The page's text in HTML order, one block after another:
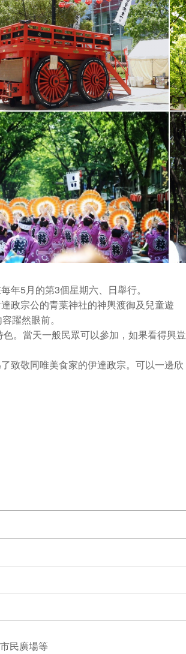
年5月的第3個星期六、日舉行。
政宗公的青葉神社的神輿渡御及兒童遊
躍然眼前。
。當天一般民眾可以參加，如果看得興豈
致敬同唯美食家的伊達政宗。可以一邊欣
民廣場等